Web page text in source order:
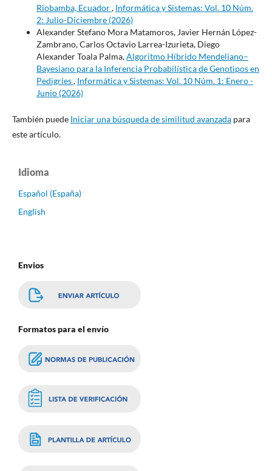
Riobamba, Ecuador, Informática y Sistemas: Vol. 10 Núm.
2: Julio-Diciembre (2026)
Alexander Stefano Mora Matamoros, Javier Hernán López-
Zambrano, Carlos Octavio Larrea-Izurieta, Diego
Alexander Toala Palma,Algoritmo Híbrido Mendeliano–
Bayesiano para la Inferencia Probabilística de Genotipos en
Pedigríes, Informática y Sistemas: Vol. 10 Núm. 1: Enero -
Junio (2026)
También puede Iniciar una búsqueda de similitud avanzada para
este artículo.
Idioma
Español (España)
English
Envios
Formatos para el envío